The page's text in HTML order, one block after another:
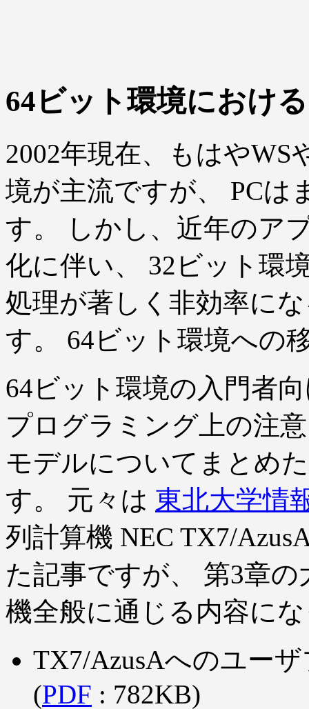
64ビット環境におけ
2002年現在、もはやWS
境が主流ですが、 PCは
す。 しかし、近年のア
化に伴い、 32ビット環
処理が著しく非効率に
す。 64ビット環境への
64ビット環境の入門者
プログラミング上の注
モデルについてまとめ
す。 元々は 東北大学情
列計算機 NEC TX7/
た記事ですが、 第3章
機全般に通じる内容に
TX7/AzusAへのユー
(PDF : 782KB)